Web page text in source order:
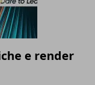
e render